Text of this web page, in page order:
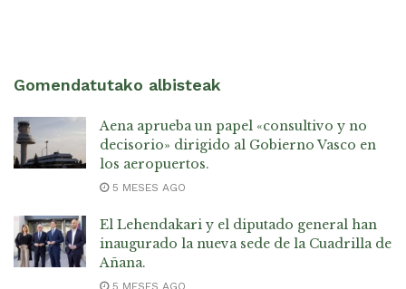
Gomendatutako albisteak
Aena aprueba un papel «consultivo y no
decisorio» dirigido al Gobierno Vasco en
los aeropuertos.
5 MESES AGO
El Lehendakari y el diputado general han
inaugurado la nueva sede de la Cuadrilla de
Añana.
5 MESES AGO